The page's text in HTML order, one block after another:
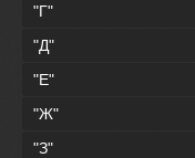
"Г"
"Д"
"Е"
"Ж"
"З"